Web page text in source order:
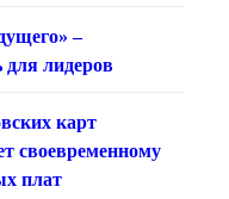
–
для лидеров
карт
своевременному
плат